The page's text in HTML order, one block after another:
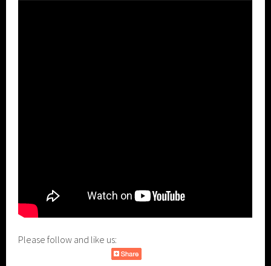
Please follow and like us: